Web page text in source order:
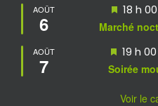
AOÛT
6
Mis
en
avant
18 h
Marché
AOÛT
7
Mis
en
avant
19 h
Soirée
Voir le